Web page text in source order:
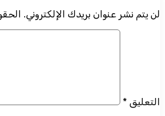
لن يتم نشر عنوان بريدك الإلكتروني.
التعليق *